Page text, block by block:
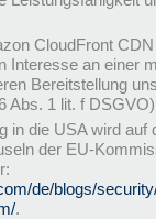
CloudFront
Interesse an einer
Bereitstellung
Abs. 1 lit. f
in die USA wird auf
der EU-
de/blogs/
.